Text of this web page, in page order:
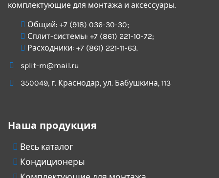
комплектующие для монтажа и аксессуары.
Общий: +7 (918) 036-30-30;
Сплит-системы: +7 (861) 221-10-72;
Расходники: +7 (861) 221-11-63.
split-m@mail.ru
350049, г. Краснодар, ул. Бабушкина, 113
Наша продукция
Весь каталог
Кондиционеры